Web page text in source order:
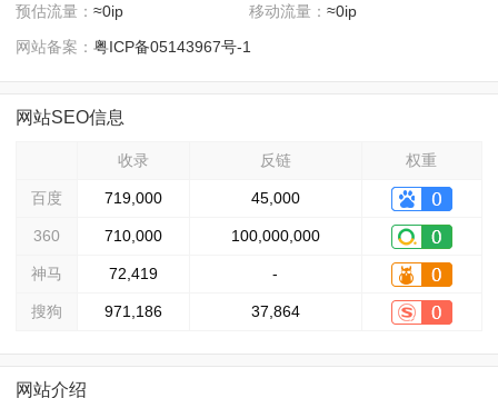
预估流量： ≈0ip 移动流量： ≈0ip
网站备案： 粤ICP备05143967号-1
网站SEO信息
收录 反链 权重
百度 719,000 45,000
360 710,000 100,000,000
神马 72,419 -
搜狗 971,186 37,864
网站介绍